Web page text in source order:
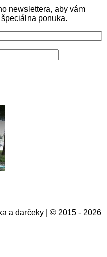
pracie
newslettera, aby vám
ponuka.
a darčeky | © 2015 - 2026